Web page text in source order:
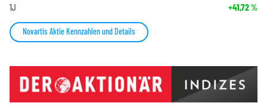
1J +41,72%
Novartis Aktie Kennzahlen und Details